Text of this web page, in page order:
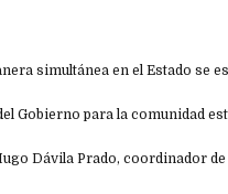
simultánea en el Estado se
Gobierno para la comunidad
Dávila Prado, coordinador